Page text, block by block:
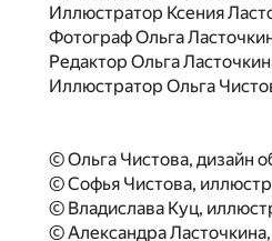
Иллюстратор Ксения
Фотограф Ольга
Редактор Ольга
Иллюстратор Ольга
© Ольга Чистова, дизайн
© Софья Чистова,
© Владислава Куц,
© Александра